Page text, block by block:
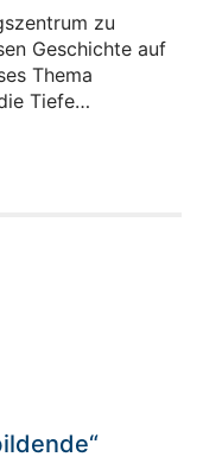
zu
Geschichte auf
Thema
Tiefe
könnten auch